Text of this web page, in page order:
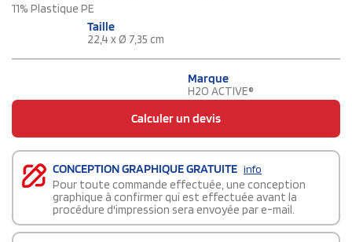
11% Plastique PE
Taille
22,4 x Ø 7,35 cm
Marque
H2O ACTIVE®
Calculer un devis
CONCEPTION GRAPHIQUE GRATUITE info
Pour toute commande effectuée, une conception
graphique à confirmer qui est effectuée avant la
procédure d'impression sera envoyée par e-mail.